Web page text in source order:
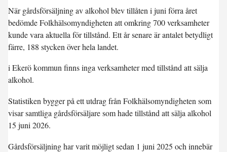
När gårdsförsäljning av alkohol blev tillåten i juni förra året
bedömde Folkhälsomyndigheten att omkring 700 verksamheter
kunde vara aktuella för tillstånd. Ett år senare är antalet betydligt
färre, 188 stycken över hela landet.
i Ekerö kommun finns inga verksamheter med tillstånd att sälja
alkohol.
Statistiken bygger på ett utdrag från Folkhälsomyndigheten som
visar samtliga gårdsförsäljare som hade tillstånd att sälja alkohol
15 juni 2026.
Gårdsförsäljning har varit möjligt sedan 1 juni 2025 och innebär